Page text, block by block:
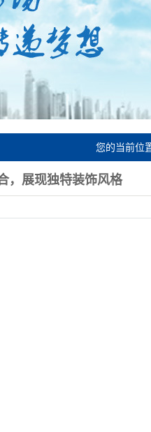
您的当前位
，展现独特装饰风格